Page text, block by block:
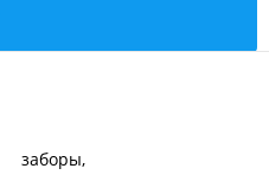
заборы